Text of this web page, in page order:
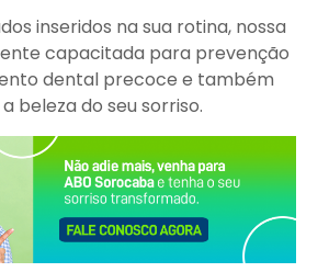
inseridos na sua rotina, nossa
capacitada para prevenção
dental precoce e também
beleza do seu sorriso.